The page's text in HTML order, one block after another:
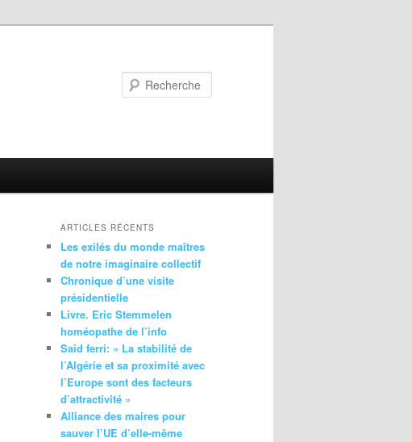
ARTICLES RÉCENTS
Les exilés du monde maîtres
de notre imaginaire collectif
Chronique d’une visite
présidentielle
Livre. Eric Stemmelen
homéopathe de l’info
Said ferri: « La stabilité de
l’Algérie et sa proximité avec
l’Europe sont des facteurs
d’attractivité »
Alliance des maires pour
sauver l’UE d’elle-même